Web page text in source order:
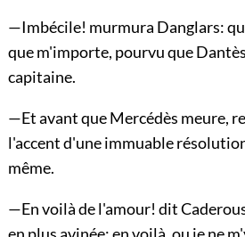
—Imbécile! murmura Danglars:
que m'importe, pourvu que
capitaine.
—Et avant que Mercédès meure,
l'accent d'une immuable
même.
—En voilà de l'amour! dit